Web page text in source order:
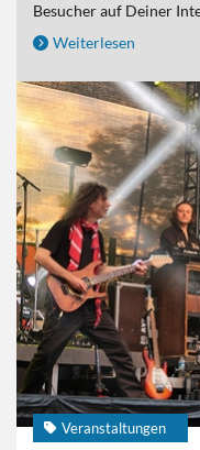
Besucher auf Deiner
Weiterlesen
Veranstaltungen